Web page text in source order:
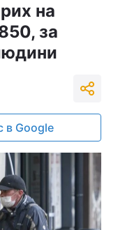
на
за
в Google